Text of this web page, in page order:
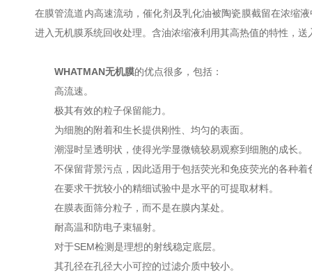
在膜管流道内高速流动，催化剂及乳化油被陶瓷膜截留在浓缩
进入无机膜系统回收处理。含油浓缩液利用其高热值的特性，
WHATMAN无机膜的优点很多，包括：
高流速。
极其有效的粒子保留能力。
为细胞的附着和生长提供刚性、均匀的表面。
潮湿时呈透明状，使得光学显微镜较易观察到细胞的成长。
不保留背景污点，因此适用于包括荧光和免疫荧光的各种着
在要求干扰较小的精细试验中是水平的可提取材料。
在膜表面筛分粒子，而不是在膜内某处。
耐高温和防电子束辐射。
对于SEM检测是理想的射线稳定底层。
其孔径在孔径大小可控的过滤介质中较小。